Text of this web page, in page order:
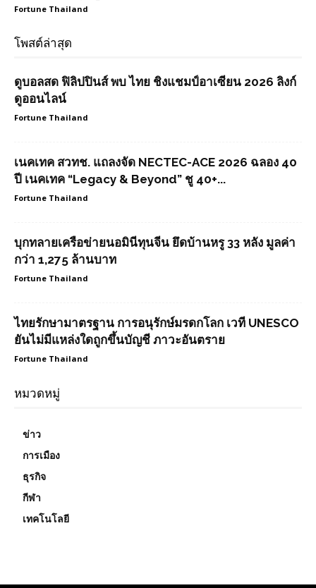
Fortune Thailand
โพสต์ล่าสุด
ดูบอลสด ฟิลิปปินส์ พบ ไทย ชิงแชมป์อาเซียน 2026 ลิงก์
ดูออนไลน์
Fortune Thailand
เนคเทค สวทช. แถลงจัด NECTEC-ACE 2026 ฉลอง 40
ปี เนคเทค “Legacy & Beyond” ชู 40+...
Fortune Thailand
บุกทลายเครือข่ายนอมินีทุนจีน ยึดบ้านหรู 33 หลัง มูลค่า
กว่า 1,275 ล้านบาท
Fortune Thailand
ไทยรักษามาตรฐาน การอนุรักษ์มรดกโลก เวที UNESCO
ยันไม่มีแหล่งใดถูกขึ้นบัญชี ภาวะอันตราย
Fortune Thailand
หมวดหมู่
ข่าว
การเมือง
ธุรกิจ
กีฬา
เทคโนโลยี